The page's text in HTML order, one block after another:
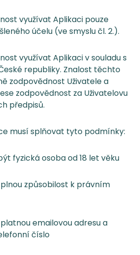
využívat Aplikaci pouze
účelu (ve smyslu čl. 2.).
využívat Aplikaci v souladu s
republiky. Znalost těchto
zodpovědnost Uživatele a
zodpovědnost za Uživatelovu
předpisů.
musí splňovat tyto podmínky:
fyzická osoba od 18 let věku
způsobilost k právním
emailovou adresu a
číslo